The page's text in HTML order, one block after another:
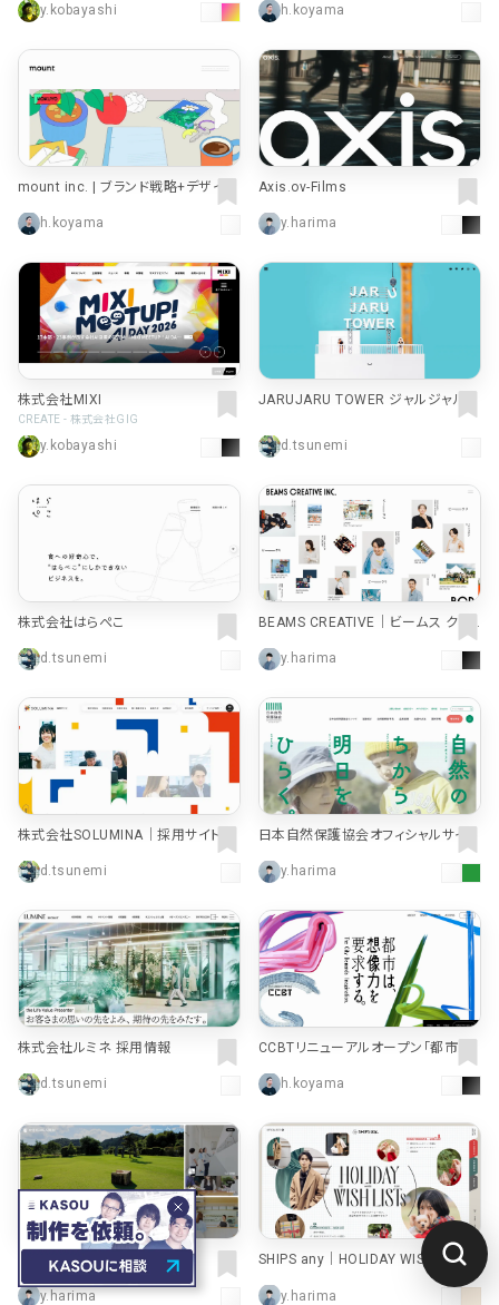
y.kobayashi
h.koyama
mount inc. | ブランド戦略+デザイン
h.koyama
Axis.ov-Films
y.harima
株式会社MIXI
CREATE - 株式会社GIG
y.kobayashi
JARUJARU TOWER ジャルジャルタ
d.tsunemi
株式会社はらぺこ
d.tsunemi
BEAMS CREATIVE｜ビームス クリ
y.harima
株式会社SOLUMINA｜採用サイト
d.tsunemi
日本自然保護協会オフィシャルサイト
y.harima
株式会社ルミネ 採用情報
d.tsunemi
CCBTリニューアルオープン「都市は、
h.koyama
せきがはら人間村
y.harima
SHIPS any｜HOLIDAY WISH LISTs
y.harima